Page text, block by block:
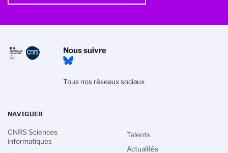
Nous suivre
Tous nos réseaux sociaux
NAVIGUER
CNRS Sciences
informatiques
Talents
Actualités